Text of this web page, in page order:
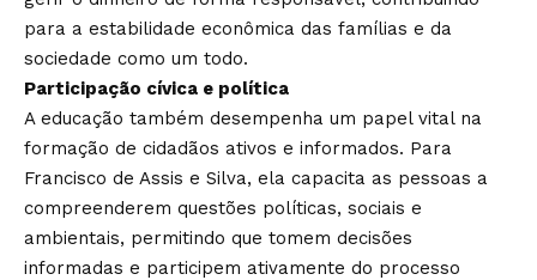
para a estabilidade econômica das famílias e da
sociedade como um todo.
Participação cívica e política
A educação também desempenha um papel vital na
formação de cidadãos ativos e informados. Para
Francisco de Assis e Silva, ela capacita as pessoas a
compreenderem questões políticas, sociais e
ambientais, permitindo que tomem decisões
informadas e participem ativamente do processo